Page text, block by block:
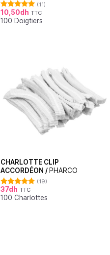
Note5.00
sur 5
(11)
10,50dh TTC
100 Doigtiers
CHARLOTTE CLIP
ACCORDÉON / PHARCO
Note4.95
sur 5
(19)
37dh TTC
100 Charlottes